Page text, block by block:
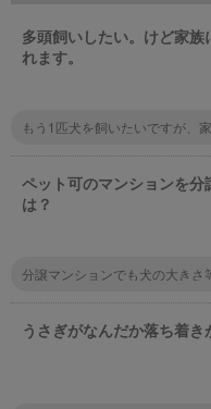
多頭飼いしたい。けど家
れます。
もう1匹犬を飼いたいですが、
ペット可のマンションを分
は？
分譲マンションでも犬の大き
うさぎがなんだか落ち着き